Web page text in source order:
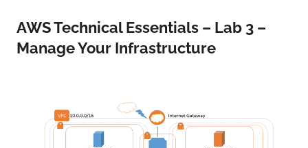
AWS Technical Essentials – Lab 3 –
Manage Your Infrastructure